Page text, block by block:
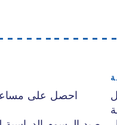
احصل على